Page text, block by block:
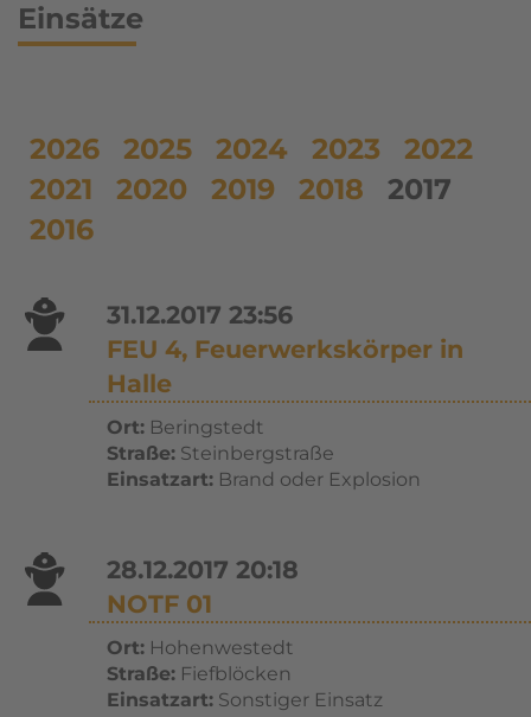
Einsätze
2026 2025 2024 2023
2022
2021
2020 2019 2018
2017
2016
31.12.2017 23:56
FEU 4, Feuerwerkskörper in
Halle
Ort:Beringstedt
Straße:Steinbergstraße
Einsatzart:Brand oder Explosion
28.12.2017 20:18
NOTF 01
Ort:Hohenwestedt
Straße:Fiefblöcken
Einsatzart:Sonstiger Einsatz